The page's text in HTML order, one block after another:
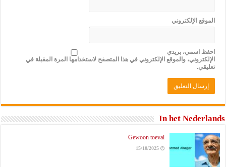
الموقع الإلكتروني
احفظ اسمي، بريدي
الإلكتروني، والموقع الإلكتروني في هذا المتصفح لاستخدامها المرة المقبلة في
تعليقي.
In het Nederlands
Gewoon toeval
15/10/2025